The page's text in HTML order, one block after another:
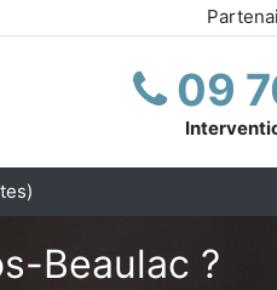
09
Beaulac ?